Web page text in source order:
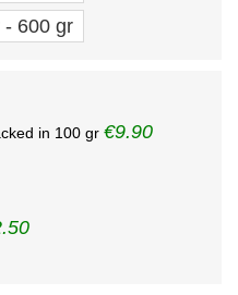
- 600 gr
in 100 gr €9.90